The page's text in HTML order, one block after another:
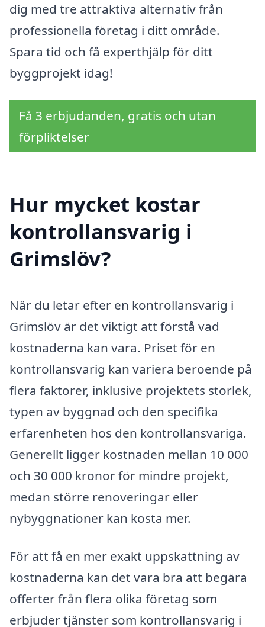
dig med tre attraktiva alternativ från
professionella företag i ditt område.
Spara tid och få experthjälp för ditt
byggprojekt idag!
Få 3 erbjudanden, gratis och utan
förpliktelser
Hur mycket kostar
kontrollansvarig i
Grimslöv?
När du letar efter en kontrollansvarig i
Grimslöv är det viktigt att förstå vad
kostnaderna kan vara. Priset för en
kontrollansvarig kan variera beroende på
flera faktorer, inklusive projektets storlek,
typen av byggnad och den specifika
erfarenheten hos den kontrollansvariga.
Generellt ligger kostnaden mellan 10 000
och 30 000 kronor för mindre projekt,
medan större renoveringar eller
nybyggnationer kan kosta mer.
För att få en mer exakt uppskattning av
kostnaderna kan det vara bra att begära
offerter från flera olika företag som
erbjuder tjänster som kontrollansvarig i